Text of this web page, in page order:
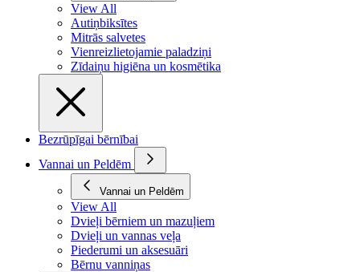
View All
Autiņbiksītes
Mitrās salvetes
Vienreizlietojamie paladziņi
Zīdaiņu higiēna un kosmētika
Bezrūpīgai bērnībai
Vannai un Peldēm
Vannai un Peldēm
View All
Dvieļi bērniem un mazuļiem
Dvieļi un vannas veļa
Piederumi un aksesuāri
Bērnu vanniņas